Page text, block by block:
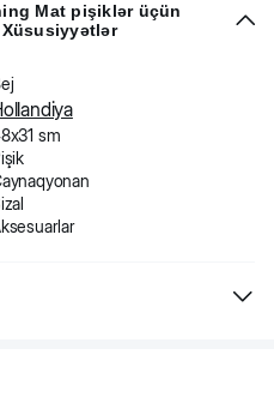
Mat pişiklər üçün
sm